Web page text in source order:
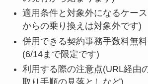
適用条件と対象外になるケー
からの乗り換えは対象外です)
併用できる契約事務手数料無
(6/14まで限定です)
利用する際の注意点(URL経由